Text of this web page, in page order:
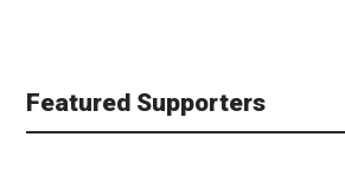
Featured Supporters